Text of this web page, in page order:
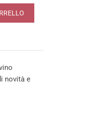
novità e